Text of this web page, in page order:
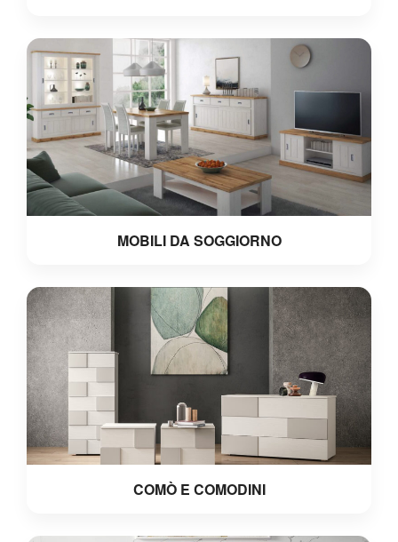
MOBILI DA SOGGIORNO
COMÒ E COMODINI